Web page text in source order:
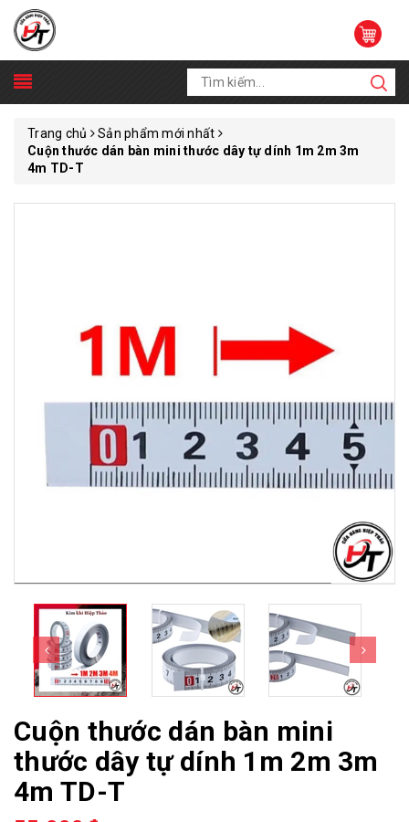
Trang chủ
Sản phẩm mới nhất
Cuộn thước dán bàn mini thước dây tự dính 1m 2m 3m
4m TD-T
Cuộn thước dán bàn mini
thước dây tự dính 1m 2m 3m
4m TD-T